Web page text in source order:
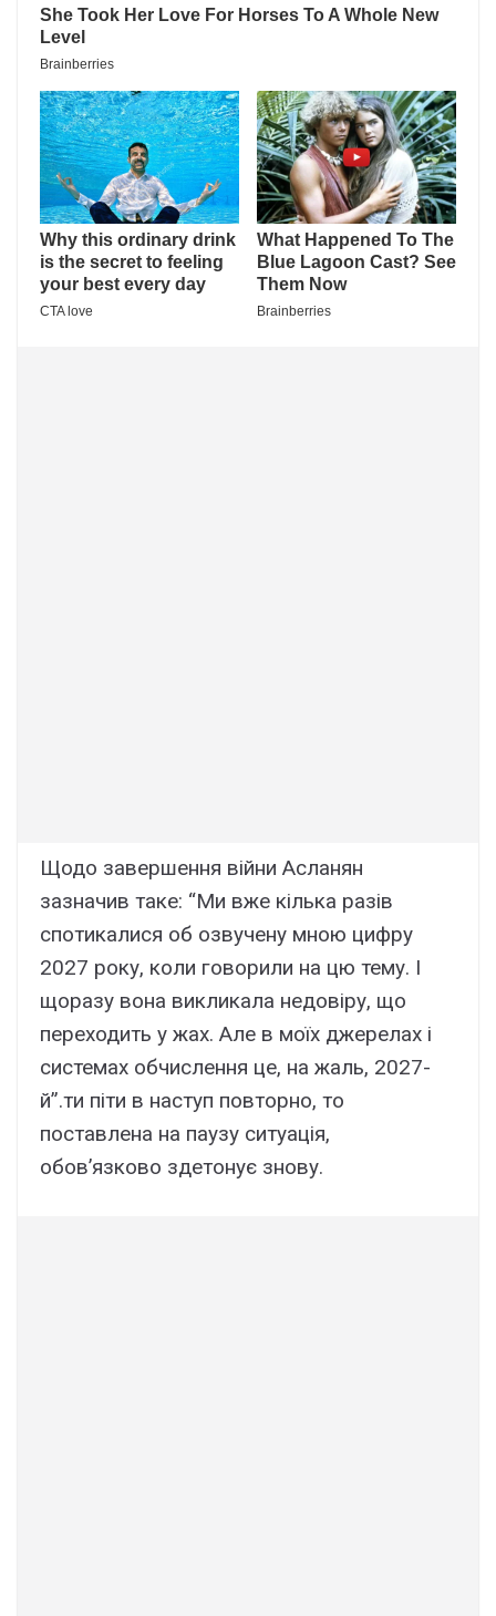
Щодо завершення війни Асланян
зазначив таке: “Ми вже кілька разів
спотикалися об озвучену мною цифру
2027 року, коли говорили на цю тему. І
щоразу вона викликала недовіру, що
переходить у жах. Але в моїх джерелах і
системах обчислення це, на жаль, 2027-
й”.ти піти в наступ повторно, то
поставлена на паузу ситуація,
обов’язково здетонує знову.